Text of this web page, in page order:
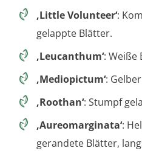
‚Little Volunteer‘:
gelappte Blätter.
‚Leucanthum‘: Weiße
‚Mediopictum‘:
‚Roothan‘: Stumpf
‚Aureomarginata‘:
gerandete Blätter,